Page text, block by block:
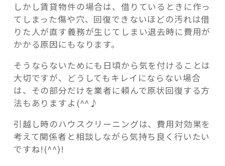
しかし賃貸物件の場合は、借りているときに作っ
てしまった傷や穴、回復できないほどの汚れは借
りた人が直す義務が生じてしまい退去時に費用が
かかる原因にもなります。
そうならないためにも日頃から気を付けることは
大切ですが、どうしてもキレイにならない場合
は、その部分だけを業者に頼んで原状回復する方
法もありますよ(^^♪
引越し時のハウスクリーニングは、費用対効果を
考えて関係者と相談しながら気持ち良く行いたい
ですね!(^^)!